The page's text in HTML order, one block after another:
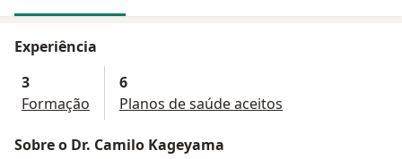
Experiência
3
Formação
6
Planos de saúde aceitos
Sobre o Dr. Camilo Kageyama